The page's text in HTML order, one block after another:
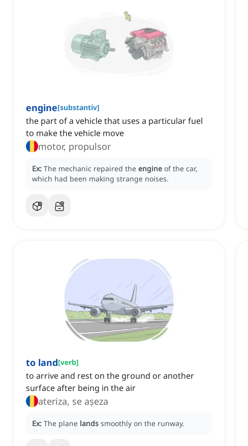
engine[substantiv]
the part of a vehicle that uses a particular fuel
to make the vehicle move
motor, propulsor
Ex: The mechanic repaired the engine of the car,
which had been making strange noises.
to land[verb]
to arrive and rest on the ground or another
surface after being in the air
ateriza, se așeza
Ex: The plane lands smoothly on the runway.